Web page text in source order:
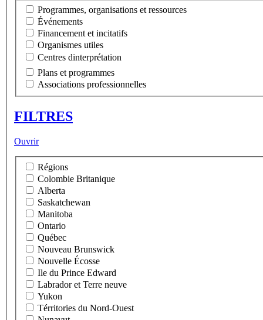
Programmes, organisations et ressources
Événements
Financement et incitatifs
Organismes utiles
Centres dinterprétation
Plans et programmes
Associations professionnelles
FILTRES
Ouvrir
Régions
Colombie Britanique
Alberta
Saskatchewan
Manitoba
Ontario
Québec
Nouveau Brunswick
Nouvelle Écosse
Ile du Prince Edward
Labrador et Terre neuve
Yukon
Térritories du Nord-Ouest